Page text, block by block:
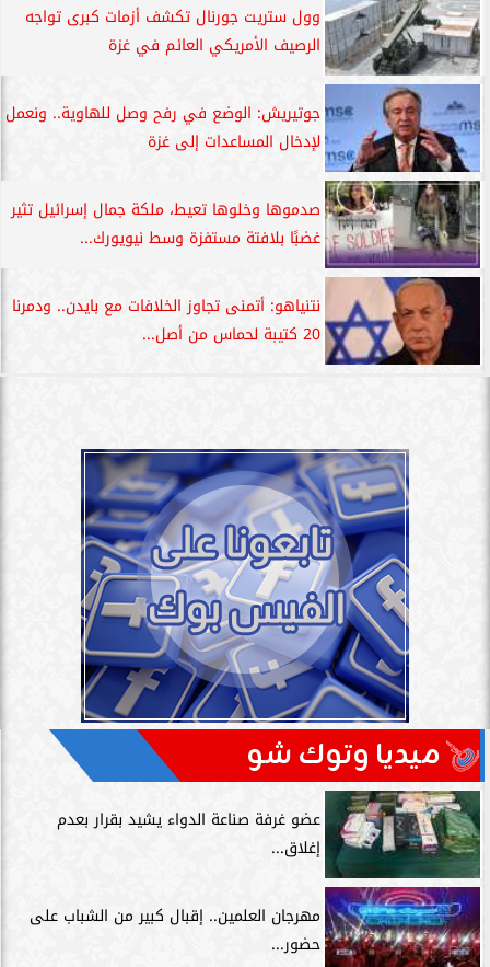
وول ستريت جورنال تكشف أزمات كبرى تواجه
الرصيف الأمريكي العائم في غزة
جوتيريش: الوضع في رفح وصل للهاوية.. ونعمل
لإدخال المساعدات إلى غزة
صدموها وخلوها تعيط، ملكة جمال إسرائيل تثير
غضبًا بلافتة مستفزة وسط نيويورك...
نتنياهو: أتمنى تجاوز الخلافات مع بايدن.. ودمرنا
20 كتيبة لحماس من أصل...
ميديا وتوك شو
عضو غرفة صناعة الدواء يشيد بقرار بعدم
إغلاق...
مهرجان العلمين.. إقبال كبير من الشباب على
حضور...